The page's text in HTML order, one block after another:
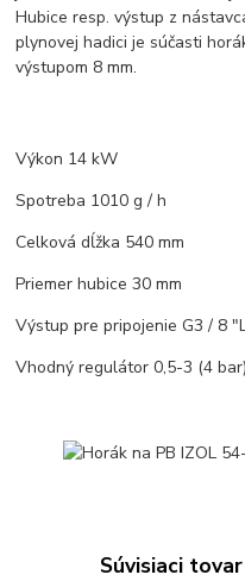
Hubice resp. výstup z
plynovej hadici je súčasti
výstupom 8 mm.
Výkon 14 kW
Spotreba 1010 g / h
Celková dĺžka 540 mm
Priemer hubice 30 mm
Výstup pre pripojenie G3 / 8
Vhodný regulátor 0,5-3 (4 bar)
Súvisiaci tovar